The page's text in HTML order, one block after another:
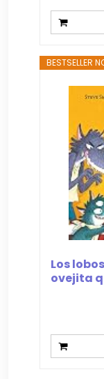
BESTSELLER
Los
ovejita